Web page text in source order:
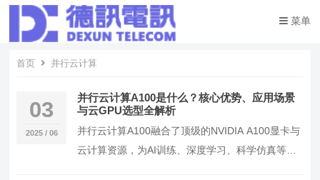
菜单
首页 并行云计算
03
2025 / 06
并行云计算A100是什么？核心优势、应用场景
与云GPU选型全解析
并行云计算A100融合了顶级的NVIDIA A100显卡与
云计算资源，为AI训练、深度学习、科学仿真等高